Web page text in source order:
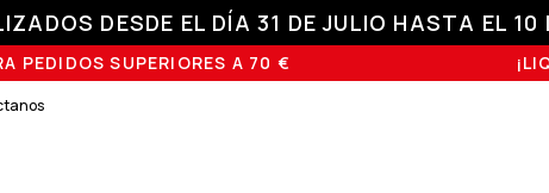
DESDE EL DÍA 31 DE JULIO HASTA EL
PEDIDOS SUPERIORES A 70 €